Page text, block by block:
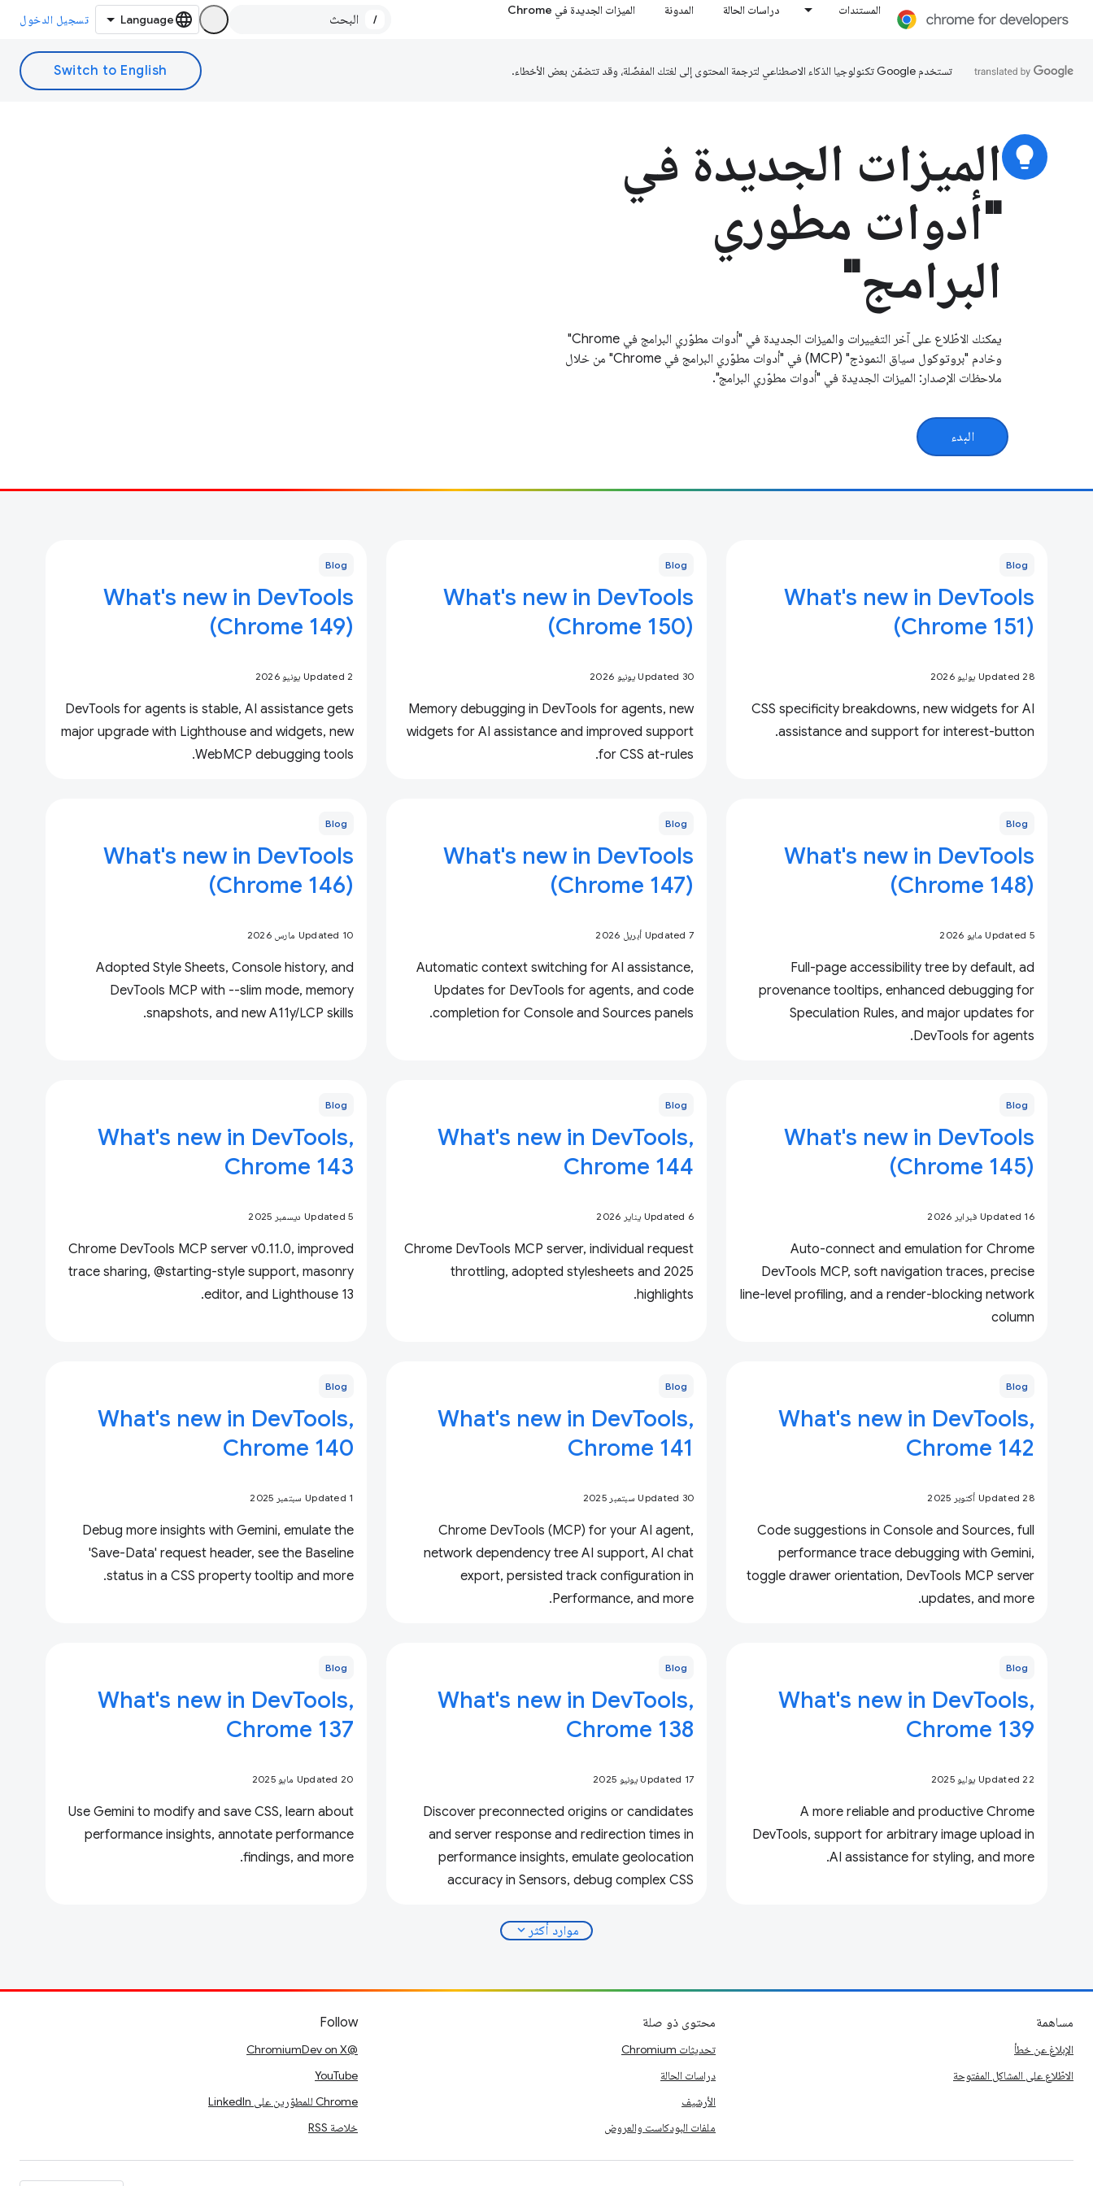
المستندات دراسات الحالة المدونة الميزات الجديدة في Chrome
/ تسجيل الدخول
تستخدم Google تكنولوجيا الذكاء الاصطناعي لترجمة المحتوى إلى لغتك المفضّلة، وقد تتضمّن بعض الأخطاء.
lightbulb الميزات الجديدة في
"أدوات مطوري
البرامج"
يمكنك الاطّلاع على آخر التغييرات والميزات الجديدة في "أدوات مطوّري البرامج في Chrome"
وخادم "بروتوكول سياق النموذج" (MCP) في "أدوات مطوّري البرامج في Chrome" من خلال
ملاحظات الإصدار: الميزات الجديدة في "أدوات مطوّري البرامج".
البدء
Blog
What's new in DevTools
(Chrome 151)
Updated 28 يوليو 2026
CSS specificity breakdowns, new widgets for AI
assistance and support for interest-button.
Blog
What's new in DevTools
(Chrome 150)
Updated 30 يونيو 2026
Memory debugging in DevTools for agents, new
widgets for AI assistance and improved support
for CSS at-rules.
Blog
What's new in DevTools
(Chrome 149)
Updated 2 يونيو 2026
DevTools for agents is stable, AI assistance gets
major upgrade with Lighthouse and widgets, new
WebMCP debugging tools.
Blog
What's new in DevTools
(Chrome 148)
Updated 5 مايو 2026
Full-page accessibility tree by default, ad
provenance tooltips, enhanced debugging for
Speculation Rules, and major updates for
DevTools for agents.
Blog
What's new in DevTools
(Chrome 147)
Updated 7 أبريل 2026
Automatic context switching for AI assistance,
Updates for DevTools for agents, and code
completion for Console and Sources panels.
Blog
What's new in DevTools
(Chrome 146)
Updated 10 مارس 2026
Adopted Style Sheets, Console history, and
DevTools MCP with --slim mode, memory
snapshots, and new A11y/LCP skills.
Blog
What's new in DevTools
(Chrome 145)
Updated 16 فبراير 2026
Auto-connect and emulation for Chrome
DevTools MCP, soft navigation traces, precise
line-level profiling, and a render-blocking network
column
Blog
What's new in DevTools,
Chrome 144
Updated 6 يناير 2026
Chrome DevTools MCP server, individual request
throttling, adopted stylesheets and 2025
highlights.
Blog
What's new in DevTools,
Chrome 143
Updated 5 ديسمبر 2025
Chrome DevTools MCP server v0.11.0, improved
trace sharing, @starting-style support, masonry
editor, and Lighthouse 13.
Blog
What's new in DevTools,
Chrome 142
Updated 28 أكتوبر 2025
Code suggestions in Console and Sources, full
performance trace debugging with Gemini,
toggle drawer orientation, DevTools MCP server
updates, and more.
Blog
What's new in DevTools,
Chrome 141
Updated 30 سبتمبر 2025
Chrome DevTools (MCP) for your AI agent,
network dependency tree AI support, AI chat
export, persisted track configuration in
Performance, and more.
Blog
What's new in DevTools,
Chrome 140
Updated 1 سبتمبر 2025
Debug more insights with Gemini, emulate the
'Save-Data' request header, see the Baseline
status in a CSS property tooltip and more.
Blog
What's new in DevTools,
Chrome 139
Updated 22 يوليو 2025
A more reliable and productive Chrome
DevTools, support for arbitrary image upload in
AI assistance for styling, and more.
Blog
What's new in DevTools,
Chrome 138
Updated 17 يونيو 2025
Discover preconnected origins or candidates
and server response and redirection times in
performance insights, emulate geolocation
accuracy in Sensors, debug complex CSS
Blog
What's new in DevTools,
Chrome 137
Updated 20 مايو 2025
Use Gemini to modify and save CSS, learn about
performance insights, annotate performance
findings, and more.
موارد أكثر expand_more
مساهمة
الإبلاغ عن خطأ
الاطّلاع على المشاكل المفتوحة
محتوى ذو صلة
تحديثات Chromium
دراسات الحالة
الأرشيف
ملفات البودكاست والعروض
Follow
@ChromiumDev on X
YouTube
Chrome للمطوّرين على LinkedIn
خلاصة RSS